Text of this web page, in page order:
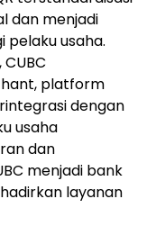
dan menjadi
usaha.
platform
dengan
usaha
dan
menjadi bank
layanan